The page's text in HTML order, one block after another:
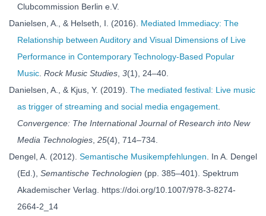
Clubcommission Berlin e.V.
Danielsen, A., & Helseth, I. (2016). Mediated Immediacy: The
Relationship between Auditory and Visual Dimensions of Live
Performance in Contemporary Technology-Based Popular
Music Rock Music Studies 3(1), 24–40.
Danielsen, A., & Kjus, Y. (2019). The mediated festival: Live music
as trigger of streaming and social media engagement
Convergence: The International Journal of Research into New
Media Technologies 25(4), 714–734.
Dengel, A. (2012). Semantische Musikempfehlungen . In A. Dengel
(Ed.), Semantische Technologien (pp. 385–401). Spektrum
Akademischer Verlag. https://doi.org/10.1007/978-3-8274-
2664-2_14